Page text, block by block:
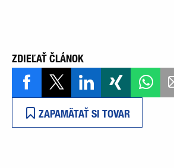
ZDIEĽAŤ ČLÁNOK
ZAPAMÄTAŤ SI TOVAR